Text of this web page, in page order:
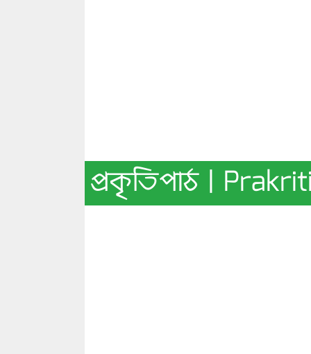
প্রকৃতিপাঠ |